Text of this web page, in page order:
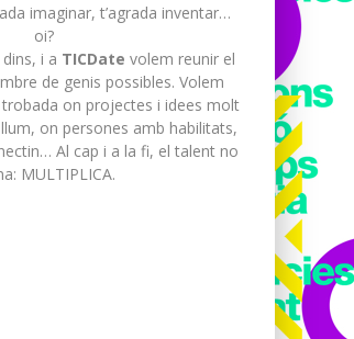
imaginar, t’agrada inventar…
oi?
i a TICDate volem reunir el
de genis possibles. Volem
on projectes i idees molt
on persones amb habilitats,
Al cap i a la fi, el talent no
MULTIPLICA.